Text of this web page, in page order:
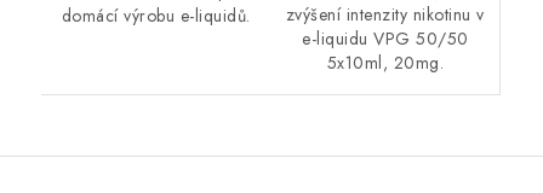
domácí výrobu e-liquidů.
zvýšení intenzity nikotinu v
e-liquidu VPG 50/50
5x10ml, 20mg.